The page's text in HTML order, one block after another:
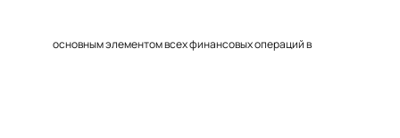
основным элементом всех финансовых операций в